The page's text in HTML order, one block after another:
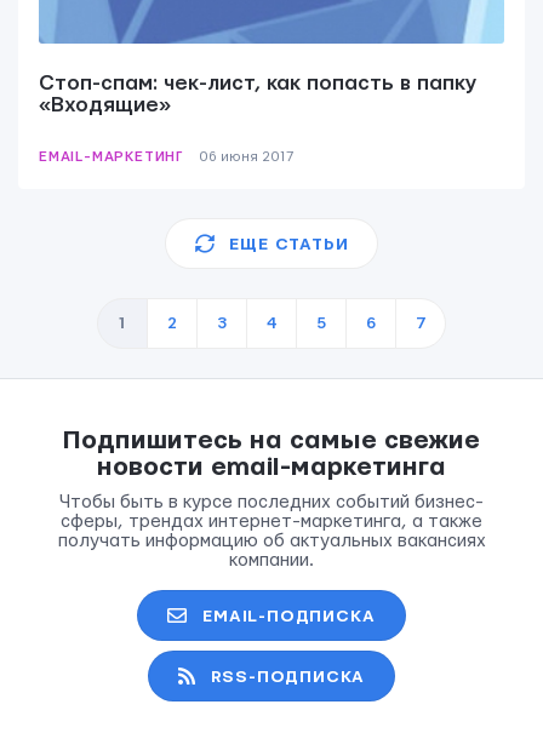
Стоп-спам: чек-лист, как попасть в папку
«Входящие»
EMAIL-МАРКЕТИНГ 06 июня 2017
ЕЩЕ СТАТЬИ
1 2 3 4 5 6 7
Подпишитесь на самые свежие
новости email-маркетинга
Чтобы быть в курсе последних событий бизнес-
сферы, трендах интернет-маркетинга, а также
получать информацию об актуальных вакансиях
компании.
EMAIL-ПОДПИСКА
RSS-ПОДПИСКА